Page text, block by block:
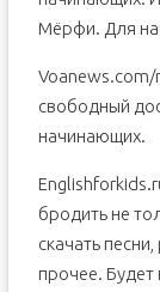
Мёрфи. Для
Voanews.com/
свободный
начинающих.
бродить не
скачать
прочее.